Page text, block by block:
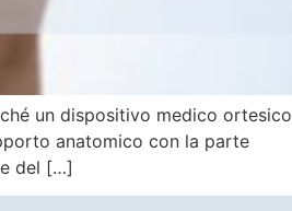
un dispositivo medico ortesico
anatomico con la parte
del […]